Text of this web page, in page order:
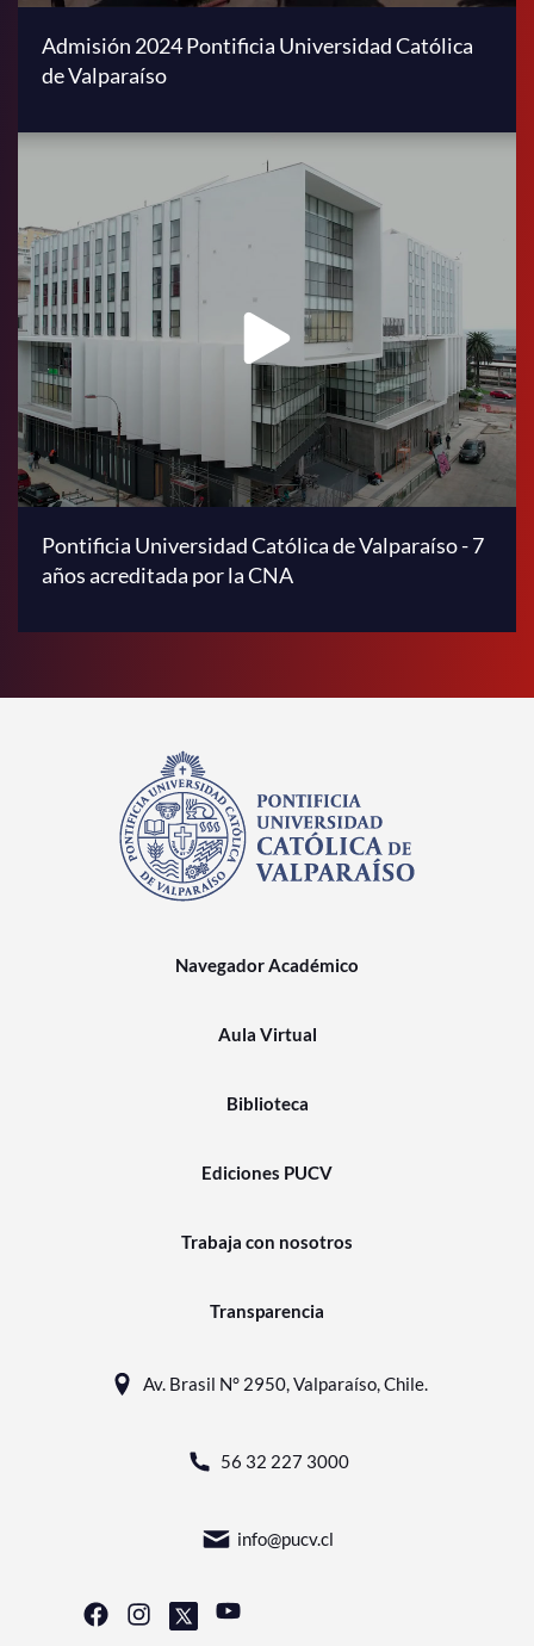
Admisión 2024 Pontificia Universidad Católica
de Valparaíso
Pontificia Universidad Católica de Valparaíso - 7
años acreditada por la CNA
Navegador Académico
Aula Virtual
Biblioteca
Ediciones PUCV
Trabaja con nosotros
Transparencia
Av. Brasil N° 2950, Valparaíso, Chile.
56 32 227 3000
info@pucv.cl